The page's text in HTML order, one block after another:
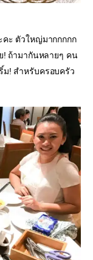
คะ ตัวใหญ่มากกกกก
! ถ้ามากันหลายๆ คน
ม! สำหรับครอบครัว